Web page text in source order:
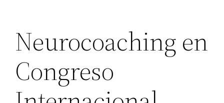
Neurocoaching en
Congreso